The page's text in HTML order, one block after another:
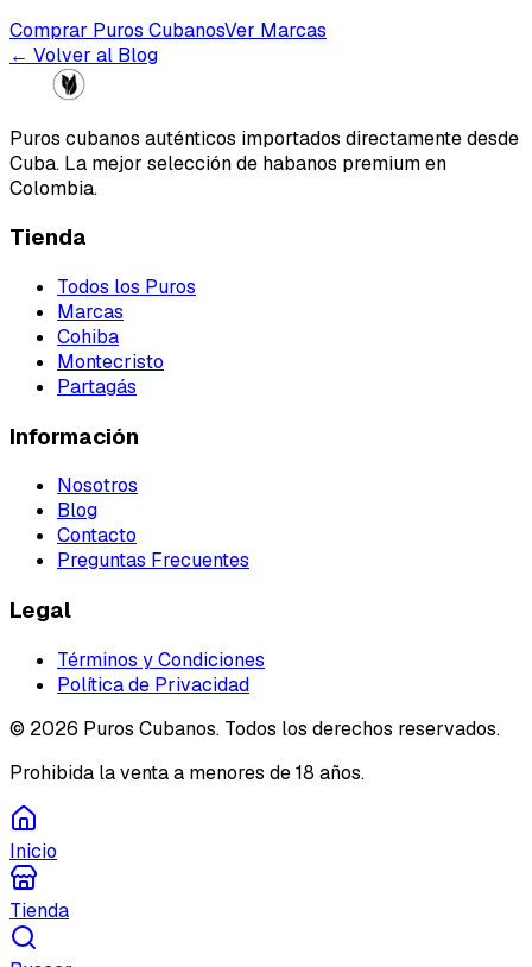
Comprar Puros CubanosVer Marcas
← Volver al Blog
Puros cubanos auténticos importados directamente desde
Cuba. La mejor selección de habanos premium en
Colombia.
Tienda
Todos los Puros
Marcas
Cohiba
Montecristo
Partagás
Información
Nosotros
Blog
Contacto
Preguntas Frecuentes
Legal
Términos y Condiciones
Política de Privacidad
© 2026 Puros Cubanos. Todos los derechos reservados.
Prohibida la venta a menores de 18 años.
Inicio
Tienda